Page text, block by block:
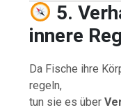
5.
innere
Da Fische ihre
regeln,
tun sie es über